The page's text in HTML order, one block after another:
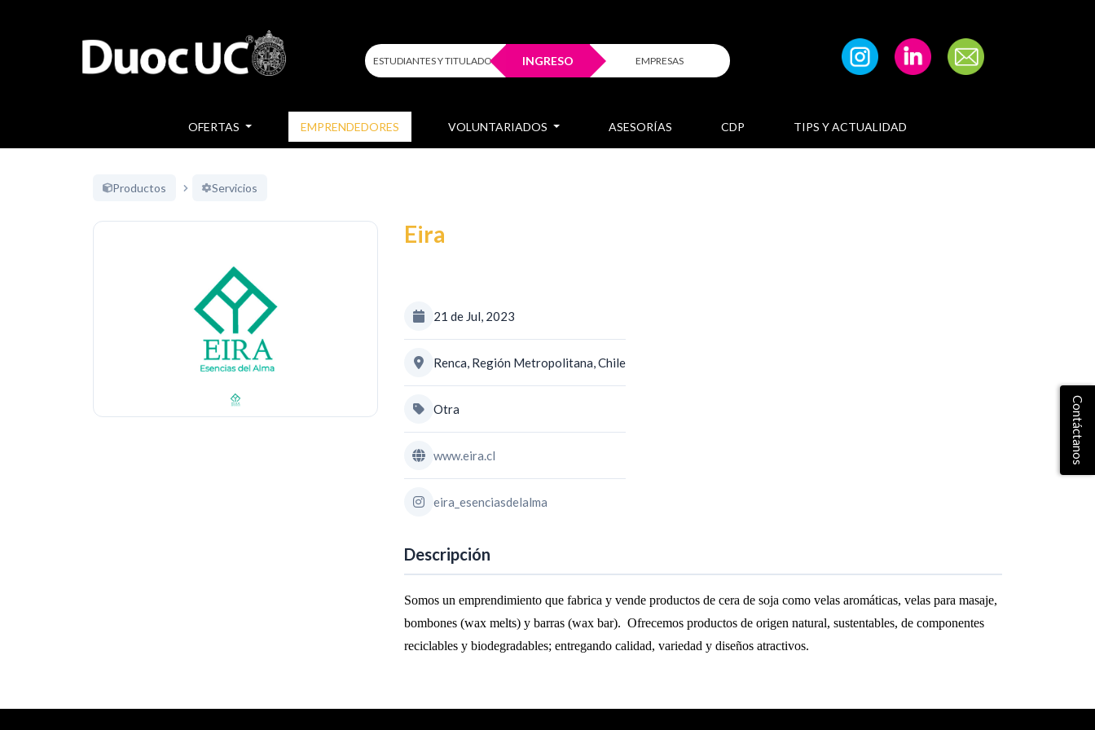
ESTUDIANTES Y TITULADOS INGRESO EMPRESAS
OFERTAS EMPRENDEDORES VOLUNTARIADOS ASESORÍAS CDP TIPS Y ACTUALIDAD
Productos Servicios
Eira
21 de Jul, 2023
Renca, Región Metropolitana, Chile
Otra
www.eira.cl
eira_esenciasdelalma
Descripción
Somos un emprendimiento que fabrica y vende productos de cera de soja como velas aromáticas, velas para masaje,
bombones (wax melts) y barras (wax bar).  Ofrecemos productos de origen natural, sustentables, de componentes
reciclables y biodegradables; entregando calidad, variedad y diseños atractivos.
Contáctanos